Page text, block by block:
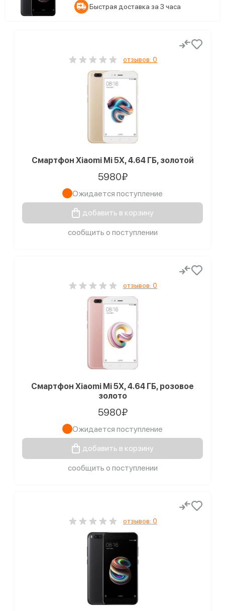
Быстрая доставка за 3 часа
отзывов: 0
Смартфон Xiaomi Mi 5X, 4.64 ГБ, золотой
5980₽
Ожидается поступление
добавить в корзину
сообщить о поступлении
отзывов: 0
Смартфон Xiaomi Mi 5X, 4.64 ГБ, розовое
золото
5980₽
Ожидается поступление
добавить в корзину
сообщить о поступлении
отзывов: 0